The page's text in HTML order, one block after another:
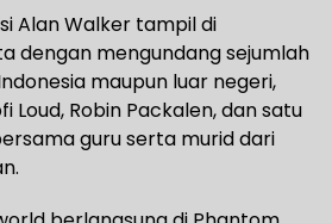
Alan Walker tampil di
dengan mengundang sejumlah
maupun luar negeri,
Loud, Robin Packalen, dan satu
guru serta murid dari